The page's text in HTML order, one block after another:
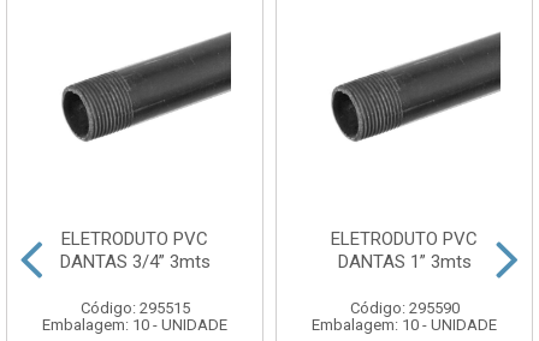
ELETRODUTO PVC
DANTAS 3/4” 3mts
Código: 295515
Embalagem: 10 - UNIDADE
ELETRODUTO PVC
DANTAS 1” 3mts
Código: 295590
Embalagem: 10 - UNIDADE